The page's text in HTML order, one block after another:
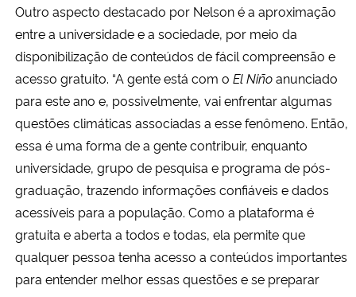
Outro aspecto destacado por Nelson é a aproximação
entre a universidade e a sociedade, por meio da
disponibilização de conteúdos de fácil compreensão e
acesso gratuito. “A gente está com o El Niñoanunciado
para este ano e, possivelmente, vai enfrentar algumas
questões climáticas associadas a esse fenômeno. Então,
essa é uma forma de a gente contribuir, enquanto
universidade, grupo de pesquisa e programa de pós-
graduação, trazendo informações confiáveis e dados
acessíveis para a população. Como a plataforma é
gratuita e aberta a todos e todas, ela permite que
qualquer pessoa tenha acesso a conteúdos importantes
para entender melhor essas questões e se preparar